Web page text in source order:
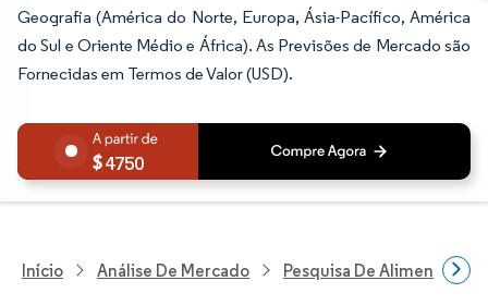
Geografia (América do Norte, Europa, Ásia-Pacífico, América
do Sul e Oriente Médio e África). As Previsões de Mercado são
Fornecidas em Termos de Valor (USD).
4750
Início Análise De Mercado Pesquisa De Alimentos E